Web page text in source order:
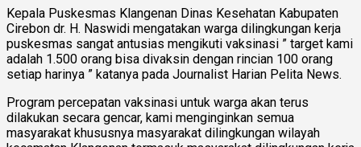
Kepala Puskesmas Klangenan Dinas Kesehatan Kabupaten
Cirebon dr. H. Naswidi mengatakan warga dilingkungan kerja
puskesmas sangat antusias mengikuti vaksinasi ” target kami
adalah 1.500 orang bisa divaksin dengan rincian 100 orang
setiap harinya ” katanya pada Journalist Harian Pelita News.
Program percepatan vaksinasi untuk warga akan terus
dilakukan secara gencar, kami menginginkan semua
masyarakat khususnya masyarakat dilingkungan wilayah